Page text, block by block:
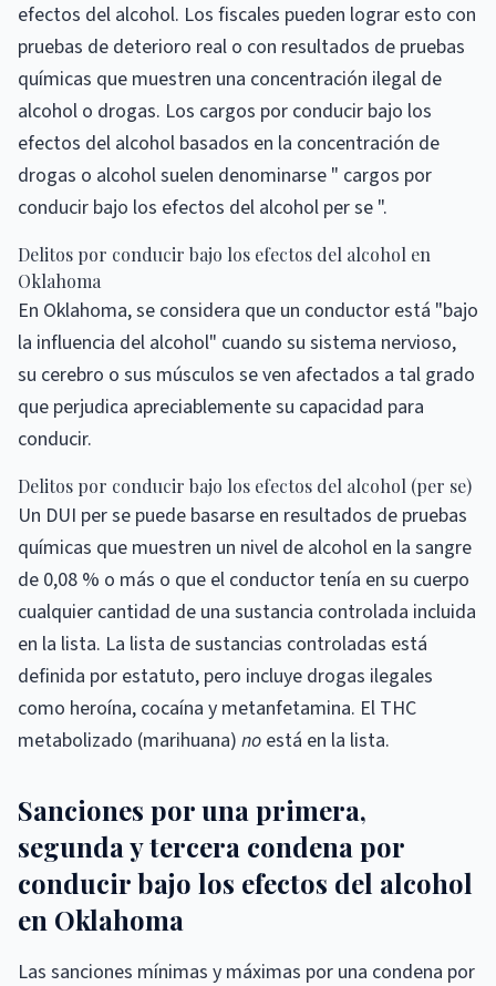
efectos del alcohol. Los fiscales pueden lograr esto con
pruebas de deterioro real o con resultados de pruebas
químicas que muestren una concentración ilegal de
alcohol o drogas. Los cargos por conducir bajo los
efectos del alcohol basados ​​en la concentración de
drogas o alcohol suelen denominarse " cargos por
conducir bajo los efectos del alcohol per se ".
Delitos por conducir bajo los efectos del alcohol en
Oklahoma
En Oklahoma, se considera que un conductor está "bajo
la influencia del alcohol" cuando su sistema nervioso,
su cerebro o sus músculos se ven afectados a tal grado
que perjudica apreciablemente su capacidad para
conducir.
Delitos por conducir bajo los efectos del alcohol (per se)
Un DUI per se puede basarse en resultados de pruebas
químicas que muestren un nivel de alcohol en la sangre
de 0,08 % o más o que el conductor tenía en su cuerpo
cualquier cantidad de una sustancia controlada incluida
en la lista. La lista de sustancias controladas está
definida por estatuto, pero incluye drogas ilegales
como heroína, cocaína y metanfetamina. El THC
metabolizado (marihuana) no está en la lista.
Sanciones por una primera,
segunda y tercera condena por
conducir bajo los efectos del alcohol
en Oklahoma
Las sanciones mínimas y máximas por una condena por